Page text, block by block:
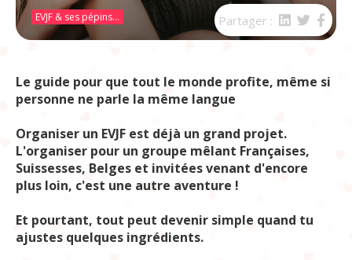
EVJF & ses pépins... Partager :
Le guide pour que tout le monde profite, même si
personne ne parle la même langue
Organiser un EVJF est déjà un grand projet.
L'organiser pour un groupe mêlant Françaises,
Suissesses, Belges et invitées venant d'encore
plus loin, c'est une autre aventure !
Et pourtant, tout peut devenir simple quand tu
ajustes quelques ingrédients.